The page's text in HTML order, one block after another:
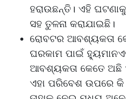
ହରାଉଛନ୍ତି। ଏହି
ସହ ତୁଳନା କରାଯାଇଛି।
ରୋବଟର ଆବଶ୍ୟକତା
ଘରକାମ ପାଇଁ
ଆବଶ୍ୟକତା କେତେ ଅଛି
ଏହା ପରିବେଶ ଉପରେ